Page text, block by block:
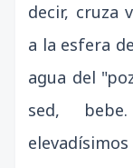
decir, cruza
a la esfera de
agua del
sed,